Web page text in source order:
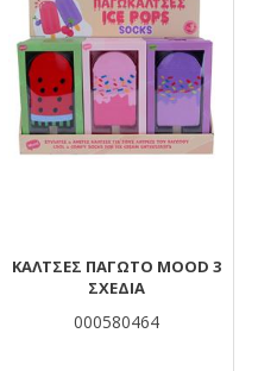
ΚΆΛΤΣΕΣ ΠΑΓΩΤΌ MOOD 3
ΣΧΈΔΙΑ
000580464